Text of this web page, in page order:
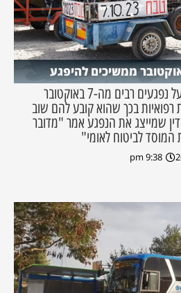
המוסד לביטוח לאומי כופה על נפגעים רבים מה-7 באוקטובר
רפואיות בכך שהוא קובע להם שוב
שמייצג את הנפגע אמר "מדובר
לביטוח לאומי"
9:38 pm